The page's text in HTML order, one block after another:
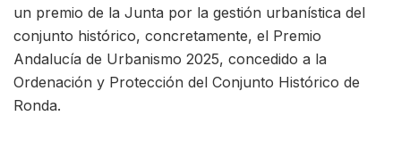
un premio de la Junta por la gestión urbanística del
conjunto histórico, concretamente, el Premio
Andalucía de Urbanismo 2025, concedido a la
Ordenación y Protección del Conjunto Histórico de
Ronda.